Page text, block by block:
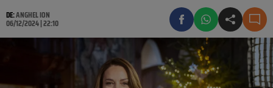
DE:ANGHEL ION
06/12/2024 | 22:10